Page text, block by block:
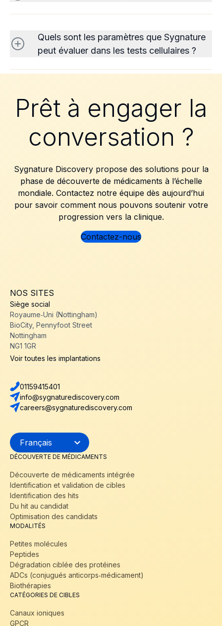
Quels sont les paramètres que Sygnature
peut évaluer dans les tests cellulaires ?
Prêt à engager la
conversation ?
Sygnature Discovery propose des solutions pour la
phase de découverte de médicaments à l’échelle
mondiale. Contactez notre équipe dès aujourd’hui
pour savoir comment nous pouvons soutenir votre
progression vers la clinique.
Contactez-nous
NOS SITES
Siège social
Royaume‑Uni (Nottingham)
BioCity, Pennyfoot Street
Nottingham
NG1 1GR
Voir toutes les implantations
01159415401
info@sygnaturediscovery.com
careers@sygnaturediscovery.com
DÉCOUVERTE DE MÉDICAMENTS
Découverte de médicaments intégrée
Identification et validation de cibles
Identification des hits
Du hit au candidat
Optimisation des candidats
MODALITÉS
Petites molécules
Peptides
Dégradation ciblée des protéines
ADCs (conjugués anticorps‑médicament)
Biothérapies
CATÉGORIES DE CIBLES
Canaux ioniques
GPCR